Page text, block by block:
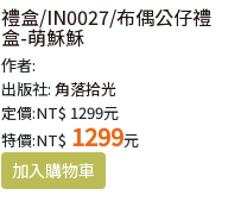
禮盒/IN0027/布偶公仔禮
盒-萌穌穌
作者:
出版社: 角落拾光
定價:NT$ 1299元
特價:NT$ 1299元